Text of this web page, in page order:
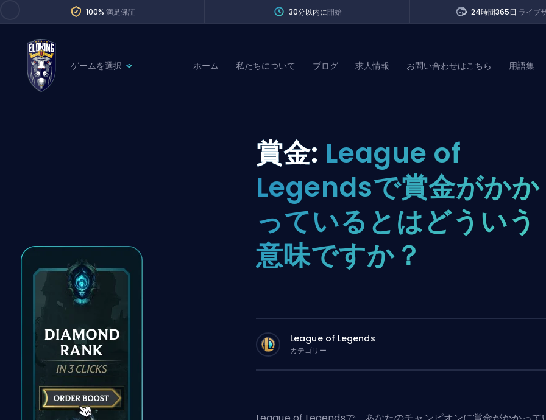
100% 満足保証 30分以内に開始 24時間365日 ライブ
ゲームを選択
Path of Exile 2
Division Boost
Coaching
Teammate
ホーム 私たちについて ブログ 求人情報 お問い合わせはこちら 用語集
賞金: League of
Legendsで賞金がかか
っているとはどういう
意味ですか？
League of Legends
カテゴリー